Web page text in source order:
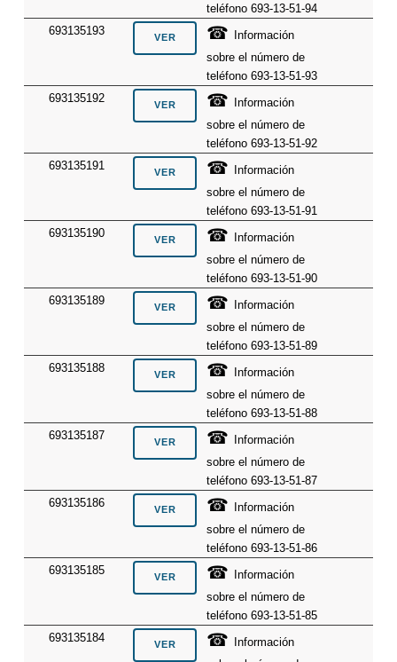
teléfono 693-13-51-94
693135193
☎
Información
sobre el número de
teléfono 693-13-51-93
693135192
☎
Información
sobre el número de
teléfono 693-13-51-92
693135191
☎
Información
sobre el número de
teléfono 693-13-51-91
693135190
☎
Información
sobre el número de
teléfono 693-13-51-90
693135189
☎
Información
sobre el número de
teléfono 693-13-51-89
693135188
☎
Información
sobre el número de
teléfono 693-13-51-88
693135187
☎
Información
sobre el número de
teléfono 693-13-51-87
693135186
☎
Información
sobre el número de
teléfono 693-13-51-86
693135185
☎
Información
sobre el número de
teléfono 693-13-51-85
693135184
☎
Información